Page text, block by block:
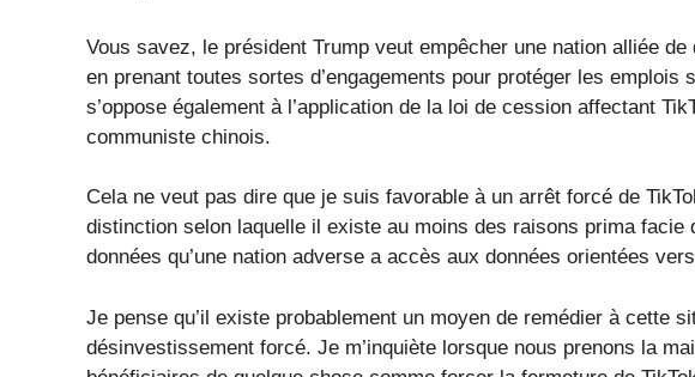
Vous savez, le président Trump veut empêcher une nation alliée
en prenant toutes sortes d’engagements pour protéger les
s’oppose également à l’application de la loi de cession affectant
communiste chinois.
Cela ne veut pas dire que je suis favorable à un arrêt forcé de
distinction selon laquelle il existe au moins des raisons prima facie
données qu’une nation adverse a accès aux données orientées
Je pense qu’il existe probablement un moyen de remédier à cette
désinvestissement forcé. Je m’inquiète lorsque nous prenons la